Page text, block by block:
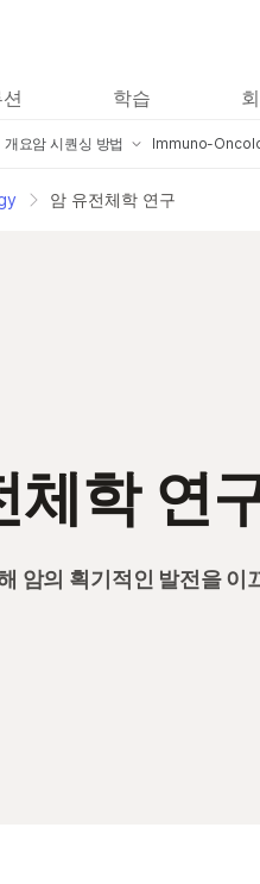
학습
개요암 시퀀싱 방법
암 전장 유전체 시퀀싱
Immuno-
암 유전체학 연구
체학 연
암의 획기적인 발전을 이